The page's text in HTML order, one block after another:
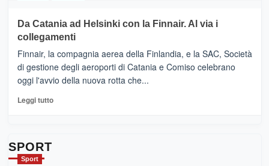
tappe
dell’enoturismo
RANDAZZO
–
Ci
siamo
quasi….
pronti
per
Da Catania ad Helsinki con la Finnair. Al via i
collegamenti
Finnair, la compagnia aerea della Finlandia, e la SAC, Società
di gestione degli aeroporti di Catania e Comiso celebrano
oggi l'avvio della nuova rotta che...
Leggi tuttoLeggi
SPORT
Sport